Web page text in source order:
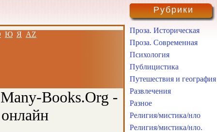
Ю Я AZ
Books.Org -
Рубрики
Проза. Историческая
Проза. Современная
Психология
Публицистика
Путешествия и география
Развлечения
Разное
Религия/мистика/нло
Религия/мистика/нло.